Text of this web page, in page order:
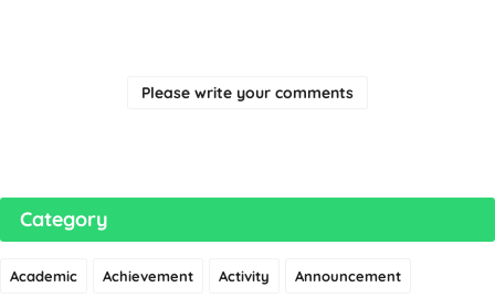
Please write your comments
Category
Academic Achievement Activity Announcement